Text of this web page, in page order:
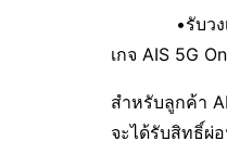
•รับวงเงิน
เกจ AIS 5G
สำหรับลูกค้า
จะได้รับสิทธิ์ผ่